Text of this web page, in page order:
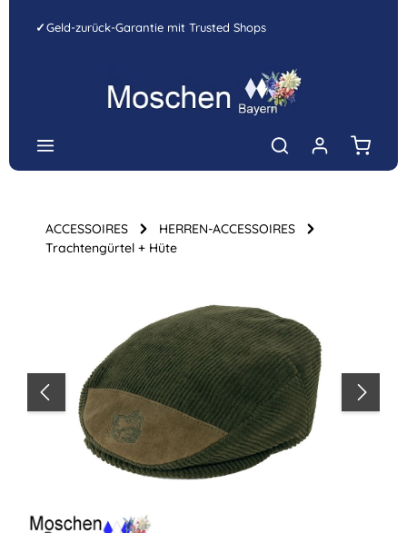
Zum Hauptinhalt springen
✓Geld-zurück-Garantie mit Trusted Shops
ACCESSOIRES
HERREN-ACCESSOIRES
Trachtengürtel + Hüte